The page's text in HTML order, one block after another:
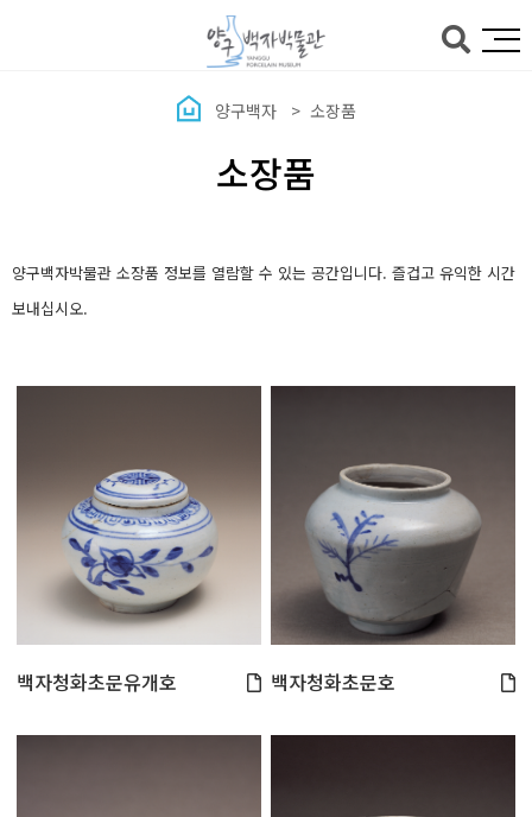
양구백자 소장품
소장품
양구백자박물관 소장품 정보를 열람할 수 있는 공간입니다. 즐겁고 유익한 시간
보내십시오.
백자청화초문유개호 백자청화초문호